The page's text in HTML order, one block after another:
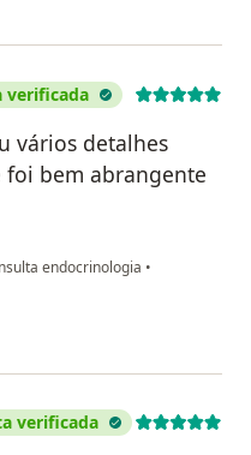
verificada
vários detalhes
foi bem abrangente
endocrinologia •
verificada